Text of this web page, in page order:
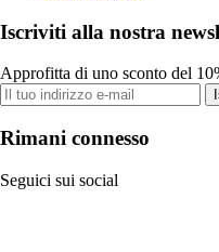
Iscriviti alla nostra
Approfitta di uno sconto del
Rimani connesso
Seguici sui social